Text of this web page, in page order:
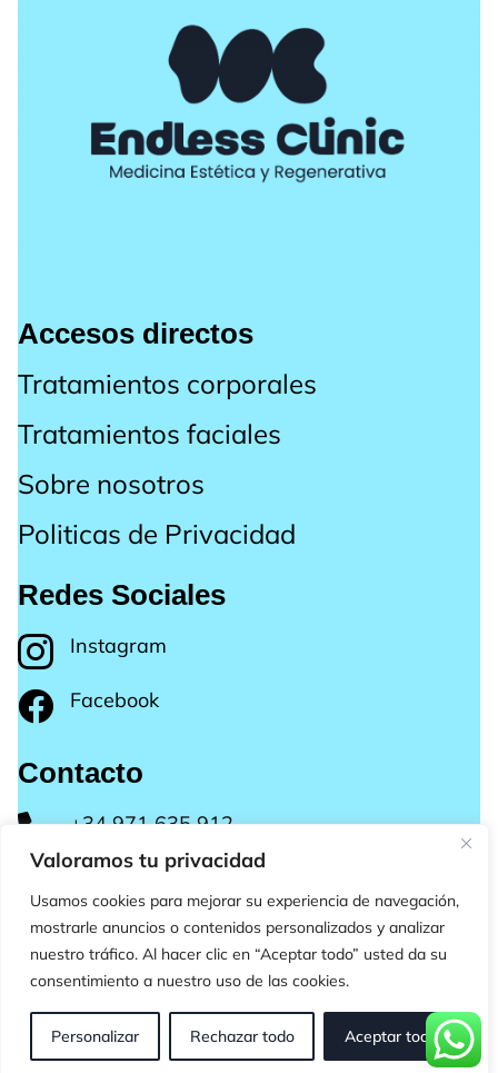
Valoramos tu privacidad
Usamos cookies para mejorar su experiencia de navegación,
mostrarle anuncios o contenidos personalizados y analizar
nuestro tráfico. Al hacer clic en “Aceptar todo” usted da su
consentimiento a nuestro uso de las cookies.
Personalizar Rechazar todo Aceptar todo
Accesos directos
Tratamientos corporales
Tratamientos faciales
Sobre nosotros
Politicas de Privacidad
Redes Sociales
 Instagram
 Facebook
Contacto
 +34 971 635 912
07181 Portal Nous Calvià, Mallorca
los derechos reservados